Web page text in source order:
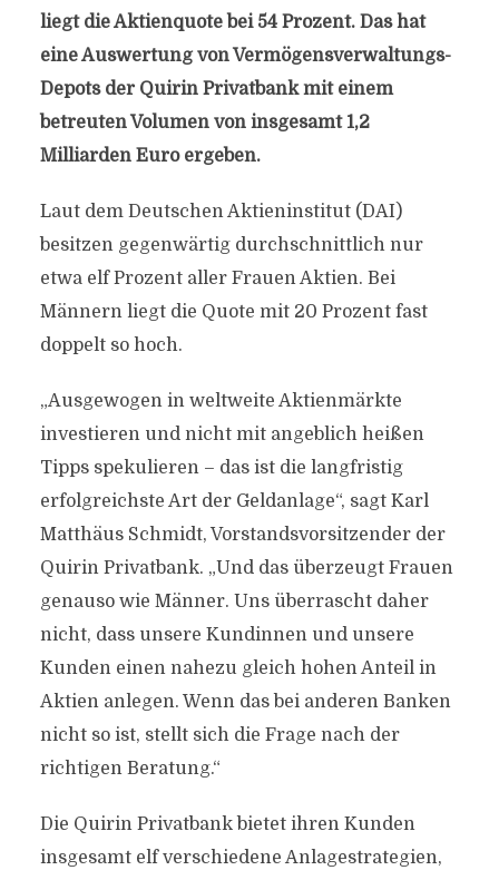
liegt die Aktienquote bei 54 Prozent. Das hat
eine Auswertung von Vermögensverwaltungs-
Depots der Quirin Privatbank mit einem
betreuten Volumen von insgesamt 1,2
Milliarden Euro ergeben.
Laut dem Deutschen Aktieninstitut (DAI)
besitzen gegenwärtig durchschnittlich nur
etwa elf Prozent aller Frauen Aktien. Bei
Männern liegt die Quote mit 20 Prozent fast
doppelt so hoch.
„Ausgewogen in weltweite Aktienmärkte
investieren und nicht mit angeblich heißen
Tipps spekulieren – das ist die langfristig
erfolgreichste Art der Geldanlage“, sagt Karl
Matthäus Schmidt, Vorstandsvorsitzender der
Quirin Privatbank. „Und das überzeugt Frauen
genauso wie Männer. Uns überrascht daher
nicht, dass unsere Kundinnen und unsere
Kunden einen nahezu gleich hohen Anteil in
Aktien anlegen. Wenn das bei anderen Banken
nicht so ist, stellt sich die Frage nach der
richtigen Beratung.“
Die Quirin Privatbank bietet ihren Kunden
insgesamt elf verschiedene Anlagestrategien,